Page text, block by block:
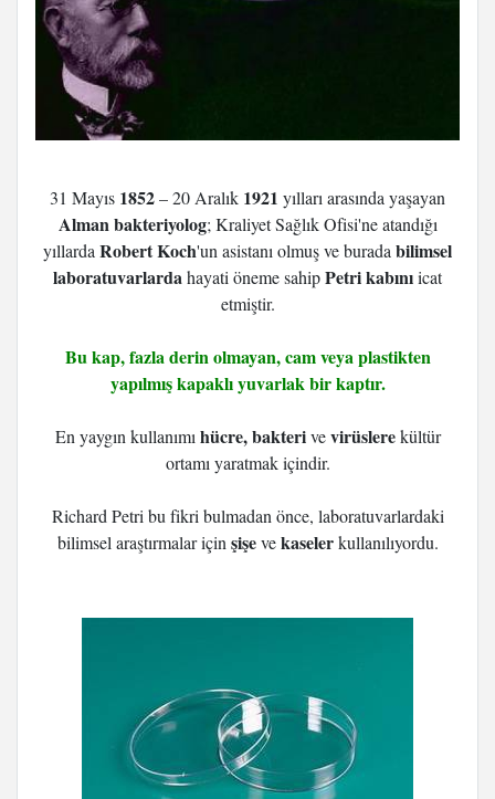
31 Mayıs 1852– 20 Aralık 1921 yılları arasında yaşayan
Alman bakteriyolog; Kraliyet Sağlık Ofisi'ne atandığı
yıllarda Robert Koch'un asistanı olmuş ve burada bilimsel
laboratuvarlardahayati öneme sahipPetri kabınıicat
etmiştir.
Bu kap, fazla derin olmayan, cam veya plastikten
yapılmış kapaklı yuvarlak bir kaptır.
En yaygın kullanımı hücre, bakterivevirüslerekültür
ortamı yaratmak içindir.
Richard Petri bu fikri bulmadan önce, laboratuvarlardaki
bilimsel araştırmalar içinşişevekaselerkullanılıyordu.